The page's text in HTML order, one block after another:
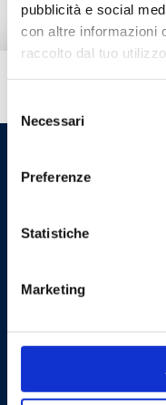
pubblicità e social
con altre informazioni
raccolto dal tuo
delNecessari
Preferenze
Statistiche
Marketing